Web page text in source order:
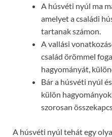
A húsvéti nyúl ma
amelyet a családi
tartanak számon.
A vallási
család örömmel
hagyományát,
Bár a húsvéti nyúl
külön
szorosan
A húsvéti nyúl tehát egy